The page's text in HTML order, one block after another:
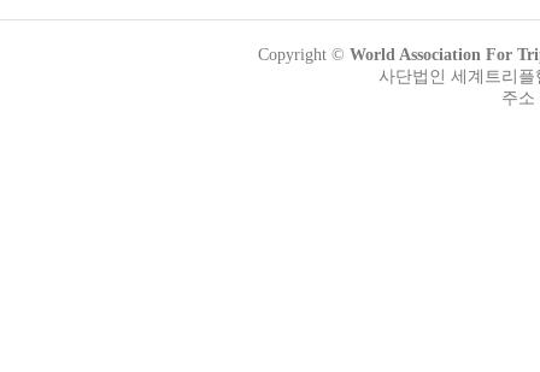
Copyright © World Association For
사단법인 세계트리
주소